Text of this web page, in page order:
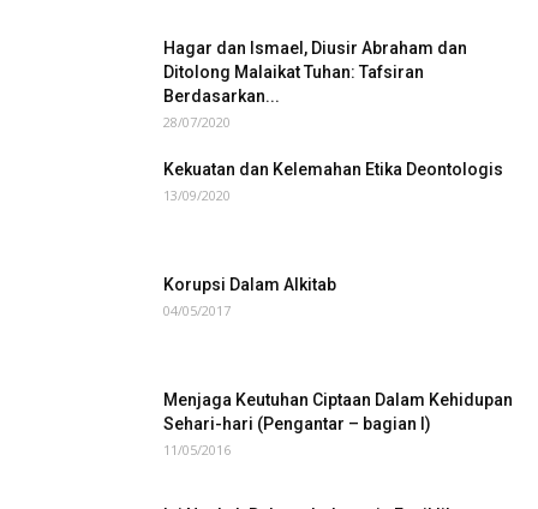
Hagar dan Ismael, Diusir Abraham dan
Ditolong Malaikat Tuhan: Tafsiran
Berdasarkan...
28/07/2020
Kekuatan dan Kelemahan Etika Deontologis
13/09/2020
Korupsi Dalam Alkitab
04/05/2017
Menjaga Keutuhan Ciptaan Dalam Kehidupan
Sehari-hari (Pengantar – bagian I)
11/05/2016